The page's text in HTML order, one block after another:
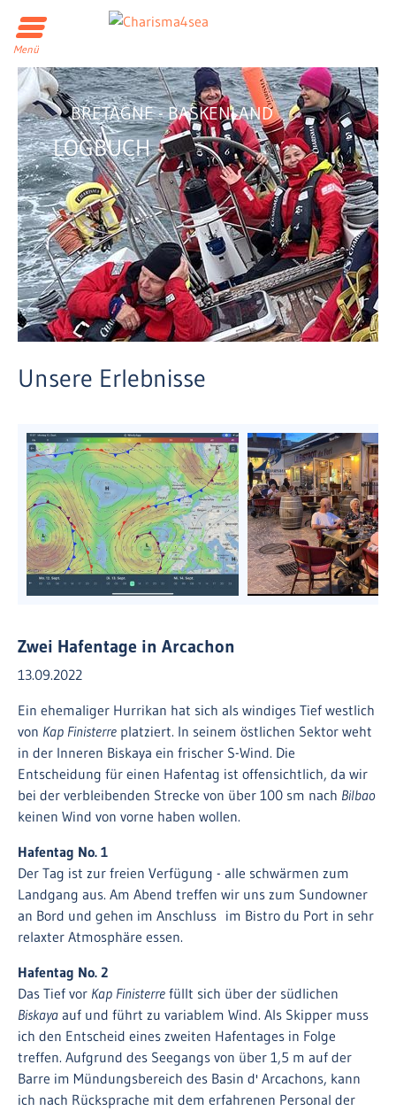
Menü
BRETAGNE - BASKENLAND
LOGBUCH
Unsere Erlebnisse
Zwei Hafentage in Arcachon
13.09.2022
Ein ehemaliger Hurrikan hat sich als windiges Tief westlich
von Kap Finisterre platziert. In seinem östlichen Sektor weht
in der Inneren Biskaya ein frischer S-Wind. Die
Entscheidung für einen Hafentag ist offensichtlich, da wir
bei der verbleibenden Strecke von über 100 sm nach Bilbao
keinen Wind von vorne haben wollen.
Hafentag No. 1
Der Tag ist zur freien Verfügung - alle schwärmen zum
Landgang aus. Am Abend treffen wir uns zum Sundowner
an Bord und gehen im Anschluss im Bistro du Port in sehr
relaxter Atmosphäre essen.
Hafentag No. 2
Das Tief vor Kap Finisterre füllt sich über der südlichen
Biskaya auf und führt zu variablem Wind. Als Skipper muss
ich den Entscheid eines zweiten Hafentages in Folge
treffen. Aufgrund des Seegangs von über 1,5 m auf der
Barre im Mündungsbereich des Basin d' Arcachons, kann
ich nach Rücksprache mit dem erfahrenen Personal der